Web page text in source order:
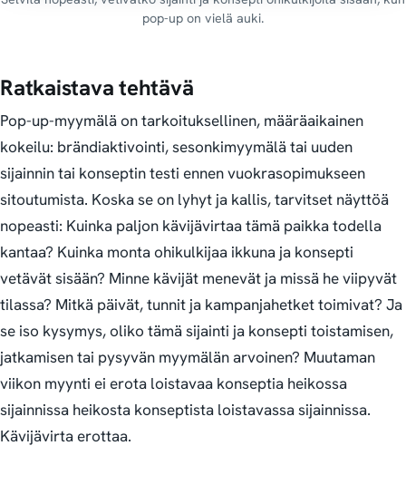
pop-up on vielä auki.
Ratkaistava tehtävä
Pop-up-myymälä on tarkoituksellinen, määräaikainen
kokeilu: brändiaktivointi, sesonkimyymälä tai uuden
sijainnin tai konseptin testi ennen vuokrasopimukseen
sitoutumista. Koska se on lyhyt ja kallis, tarvitset näyttöä
nopeasti: Kuinka paljon kävijävirtaa tämä paikka todella
kantaa? Kuinka monta ohikulkijaa ikkuna ja konsepti
vetävät sisään? Minne kävijät menevät ja missä he viipyvät
tilassa? Mitkä päivät, tunnit ja kampanjahetket toimivat? Ja
se iso kysymys, oliko tämä sijainti ja konsepti toistamisen,
jatkamisen tai pysyvän myymälän arvoinen? Muutaman
viikon myynti ei erota loistavaa konseptia heikossa
sijainnissa heikosta konseptista loistavassa sijainnissa.
Kävijävirta erottaa.